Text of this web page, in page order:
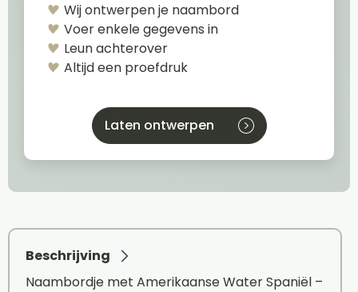
Wij ontwerpen je naambord
Voer enkele gegevens in
Leun achterover
Altijd een proefdruk
Laten ontwerpen
Beschrijving
Naambordje met Amerikaanse Water Spaniël –